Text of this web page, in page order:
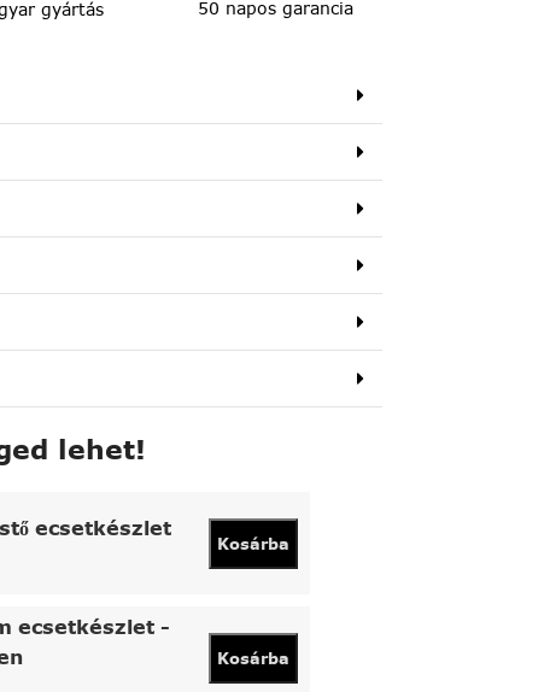
gyártás 50 napos garancia
lehet!
ecsetkészlet
Kosárba
ecsetkészlet -
Kosárba